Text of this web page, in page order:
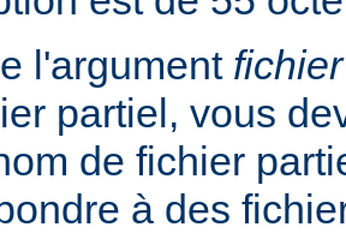
l'argument fichier
partiel, vous
de fichier
à des